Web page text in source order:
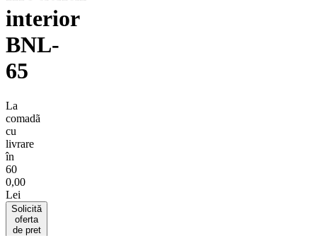
interior
BNL-
65
La
comadã
cu
livrare
în
60
0,00
Lei
Solicită
oferta
de pret